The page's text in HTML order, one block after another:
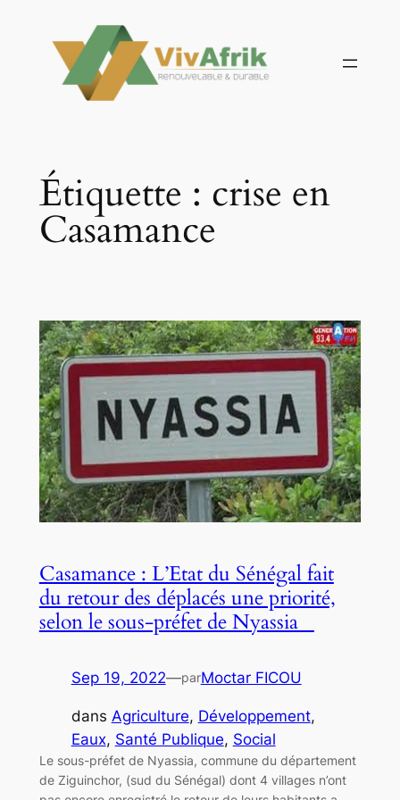
contenu
Étiquette : crise en
Casamance
Casamance : L’Etat du Sénégal fait
du retour des déplacés une priorité,
selon le sous-préfet de Nyassia
Sep 19, 2022—parMoctar FICOU
dans Agriculture, Développement
Eaux, Santé Publique, Social
Le sous-préfet de Nyassia, commune du département
de Ziguinchor, (sud du Sénégal) dont 4 villages n’ont